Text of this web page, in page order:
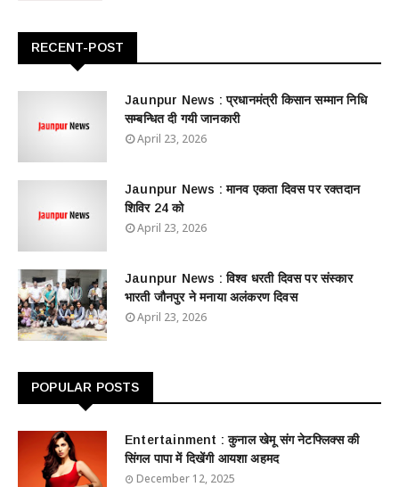
RECENT-POST
Jaunpur News : ​प्रधानमंत्री किसान सम्मान निधि
सम्बन्धित दी गयी जानकारी
April 23, 2026
Jaunpur News : ​मानव एकता दिवस पर रक्तदान
शिविर 24 को
April 23, 2026
Jaunpur News : विश्व धरती दिवस पर संस्कार
भारती जौनपुर ने मनाया अलंकरण दिवस
April 23, 2026
POPULAR POSTS
Entertainment : ​​​​कुनाल खेमू संग नेटफ्लिक्स की
सिंगल पापा में दिखेंगी आयशा अहमद
December 12, 2025